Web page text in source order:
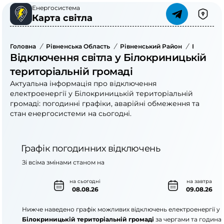
Енергосистема
Карта світла
Головна / Рівненська Область / Рівненський Район /
Відключення світла у Білокриницькій
територіальній громаді
Актуальна інформація про відключення
електроенергії у Білокриницькій територіальній
громаді: погодинні графіки, аварійні обмеження та
стан енергосистеми на сьогодні.
Графік погодинних відключень
на сьогодні
08.08.26
на завтра
09.08.26
Зі всіма змінами станом на
Нижче наведено графік можливих відключень електроенергії у
Білокриницькій територіальній громаді за чергами та